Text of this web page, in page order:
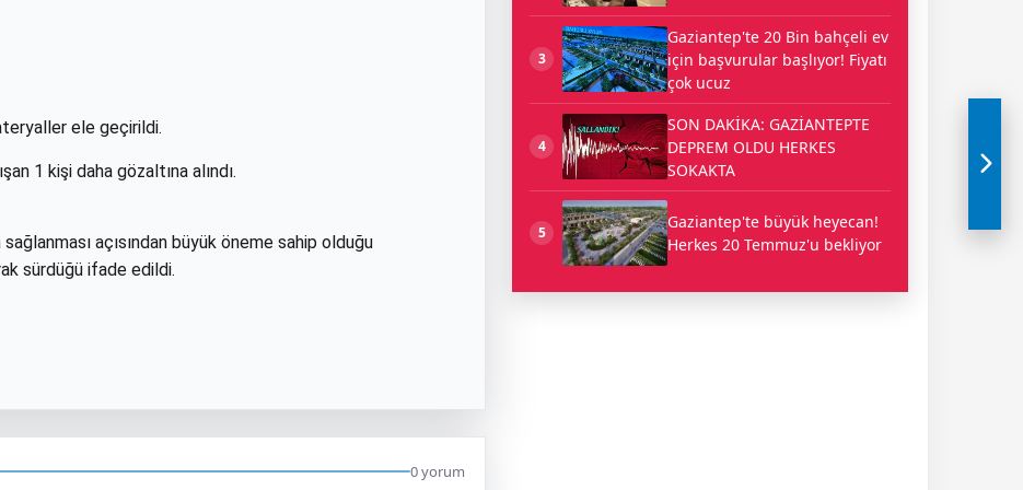
ele geçirildi.
1 kişi daha gözaltına alındı.
açısından büyük öneme sahip olduğu
sürdüğü ifade edildi.
0 yorum
3
Gaziantep'te 20 Bin bahçeli ev
için başvurular başlıyor! Fiyatı
çok ucuz
4
SON DAKİKA: GAZİANTEPTE
DEPREM OLDU HERKES
SOKAKTA
5
Gaziantep'te büyük heyecan!
Herkes 20 Temmuz'u bekliyor